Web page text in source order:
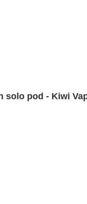
solo pod - Kiwi